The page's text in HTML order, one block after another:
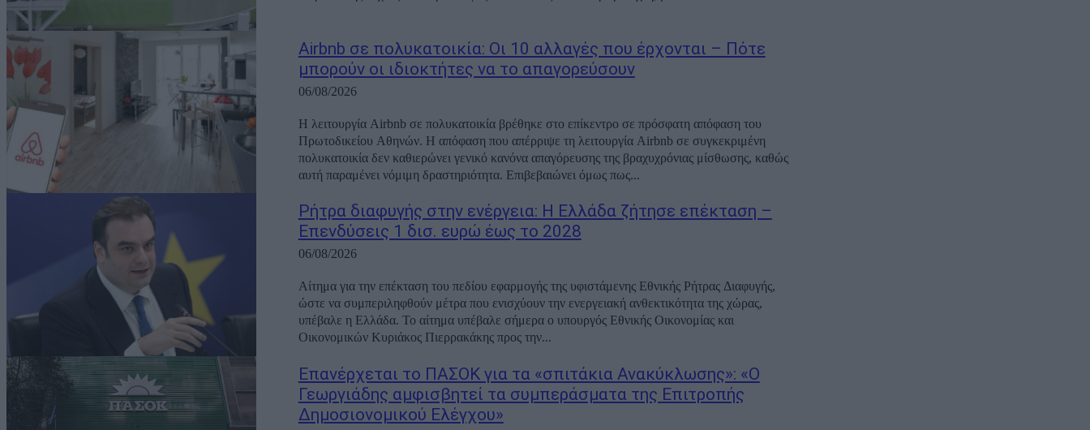
Airbnb σε πολυκατοικία: Οι 10 αλλαγές που έρχονται – Πότε
μπορούν οι ιδιοκτήτες να το απαγορεύσουν
06/08/2026
Η λειτουργία Airbnb σε πολυκατοικία βρέθηκε στο επίκεντρο σε πρόσφατη απόφαση του
Πρωτοδικείου Αθηνών. Η απόφαση που απέρριψε τη λειτουργία Airbnb σε συγκεκριμένη
πολυκατοικία δεν καθιερώνει γενικό κανόνα απαγόρευσης της βραχυχρόνιας μίσθωσης, καθώς
αυτή παραμένει νόμιμη δραστηριότητα. Επιβεβαιώνει όμως πως...
Ρήτρα διαφυγής στην ενέργεια: Η Ελλάδα ζήτησε επέκταση –
Επενδύσεις 1 δισ. ευρώ έως το 2028
06/08/2026
Αίτημα για την επέκταση του πεδίου εφαρμογής της υφιστάμενης Εθνικής Ρήτρας Διαφυγής,
ώστε να συμπεριληφθούν μέτρα που ενισχύουν την ενεργειακή ανθεκτικότητα της χώρας,
υπέβαλε η Ελλάδα. Το αίτημα υπέβαλε σήμερα ο υπουργός Εθνικής Οικονομίας και
Οικονομικών Κυριάκος Πιερρακάκης προς την...
Επανέρχεται το ΠΑΣΟΚ για τα «σπιτάκια Ανακύκλωσης»: «Ο
Γεωργιάδης αμφισβητεί τα συμπεράσματα της Επιτροπής
Δημοσιονομικού Ελέγχου»